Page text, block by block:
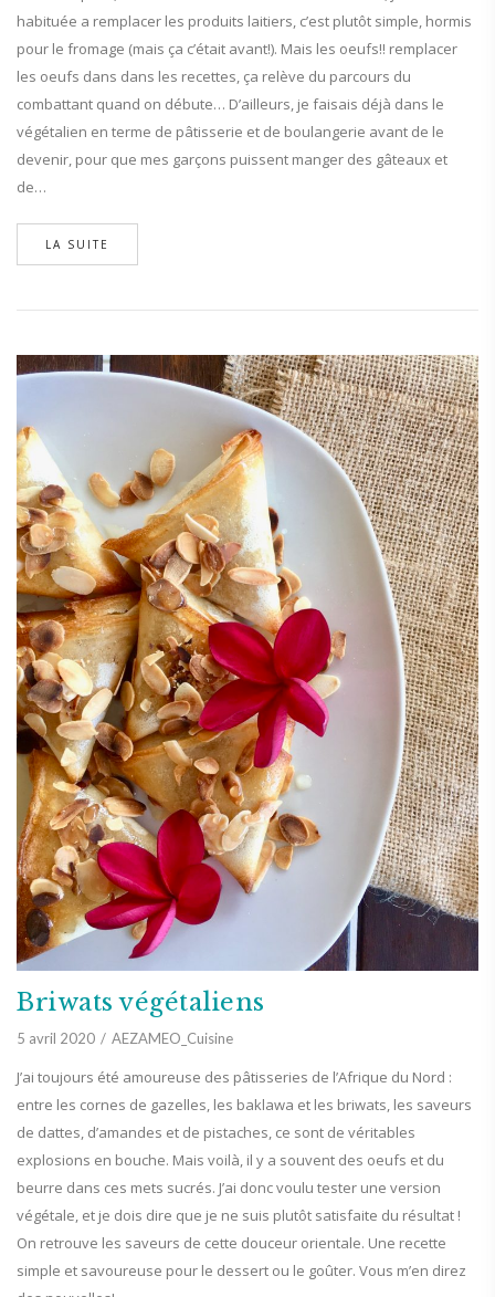
habituée a remplacer les produits laitiers, c’est plutôt simple, hormis
pour le fromage (mais ça c’était avant!). Mais les oeufs!! remplacer
les oeufs dans dans les recettes, ça relève du parcours du
combattant quand on débute… D’ailleurs, je faisais déjà dans le
végétalien en terme de pâtisserie et de boulangerie avant de le
devenir, pour que mes garçons puissent manger des gâteaux et
de…
LA SUITE
Briwats végétaliens
5 avril 2020 AEZAMEO_Cuisine
J’ai toujours été amoureuse des pâtisseries de l’Afrique du Nord :
entre les cornes de gazelles, les baklawa et les briwats, les saveurs
de dattes, d’amandes et de pistaches, ce sont de véritables
explosions en bouche. Mais voilà, il y a souvent des oeufs et du
beurre dans ces mets sucrés. J’ai donc voulu tester une version
végétale, et je dois dire que je ne suis plutôt satisfaite du résultat !
On retrouve les saveurs de cette douceur orientale. Une recette
simple et savoureuse pour le dessert ou le goûter. Vous m’en direz